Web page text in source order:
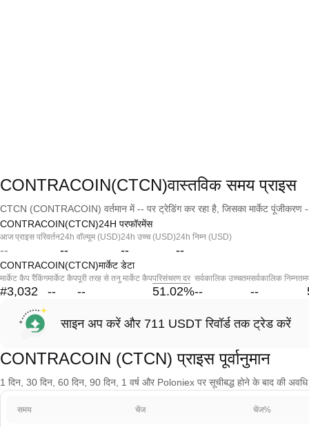
CONTRACOIN(CTCN)वास्तविक समय प्राइस
CTCN (CONTRACOIN) वर्तमान में -- पर ट्रेडिंग कर रहा है, जिसका मार्केट पूंजीकरण
CONTRACOIN(CTCN)24H परफॉरमेंस
आज प्राइस परिवर्तन
--
24h वॉल्यूम (USD)
--
24h उच्च (USD)
--
24h निम्न (USD)
--
CONTRACOIN(CTCN)मार्केट डेटा
मार्केट कैप रैंकिंग
#3,032
मार्केट कैप
--
पूरी तरह से तनु मार्केट कैप
--
परिसंचरण दर
51.02%
सर्वकालिक उच्चतम
--
सर्वकालिक निम्नतम
--
साइन अप करें और 711 USDT रिवॉर्ड तक ट्रेड करें
CONTRACOIN (CTCN) प्राइस पूर्वानुमान
1 दिन, 30 दिन, 60 दिन, 90 दिन, 1 वर्ष और Poloniex पर सूचीबद्ध होने के बाद की
समय चेंज चेंज%